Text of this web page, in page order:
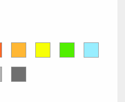
OpacoOpacoOpacoOpacoOpaco
ChiaroScuro